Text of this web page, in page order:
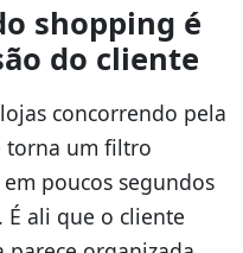
shopping é
do cliente
concorrendo pela
torna um filtro
poucos segundos
É ali que o cliente